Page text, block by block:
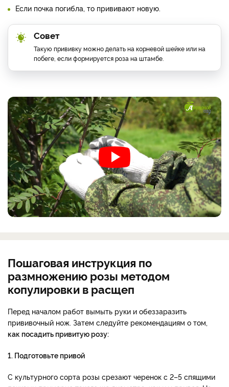
Если почка погибла, то прививают новую.
Совет
Такую прививку можно делать на корневой шейке или на
побеге, если формируется роза на штамбе.
Пошаговая инструкция по
размножению розы методом
копулировки в расщеп
Перед началом работ вымыть руки и обеззаразить
прививочный нож. Затем следуйте рекомендациям о том,
как посадить привитую розу:
1. Подготовьте привой
С культурного сорта розы срезают черенок с 2–5 спящими